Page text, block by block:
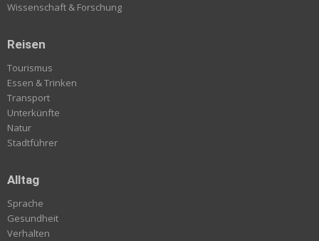
Wissenschaft & Forschung
Reisen
Tourismus
Essen & Trinken
Transport
Unterkünfte
Natur
Stadtführer
Alltag
Sprache
Gesundheit
Verhalten